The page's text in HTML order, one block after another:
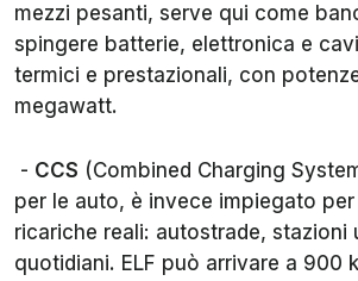
mezzi pesanti, serve qui come
spingere batterie, elettronica e
termici e prestazionali, con
megawatt.
- CCS (Combined Charging
per le auto, è invece impiegato per
ricariche reali: autostrade, stazioni
quotidiani. ELF può arrivare a 900